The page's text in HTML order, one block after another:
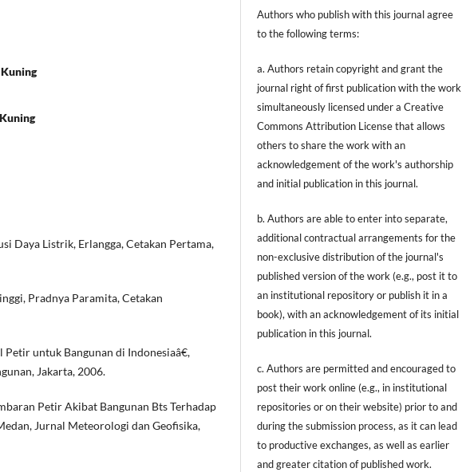
Daya Listrik, Erlangga, Cetakan Pertama,
Pradnya Paramita, Cetakan
untuk Bangunan di Indonesiaâ€,
Jakarta, 2006.
Petir Akibat Bangunan Bts Terhadap
Jurnal Meteorologi dan Geofisika,
Authors who publish with this journal agree
to the following terms:
a. Authors retain copyright and grant the
journal right of first publication with the work
simultaneously licensed under a Creative
Commons Attribution License that allows
others to share the work with an
acknowledgement of the work's authorship
and initial publication in this journal.
b. Authors are able to enter into separate,
additional contractual arrangements for the
non-exclusive distribution of the journal's
published version of the work (e.g., post it to
an institutional repository or publish it in a
book), with an acknowledgement of its initial
publication in this journal.
c. Authors are permitted and encouraged to
post their work online (e.g., in institutional
repositories or on their website) prior to and
during the submission process, as it can lead
to productive exchanges, as well as earlier
and greater citation of published work.